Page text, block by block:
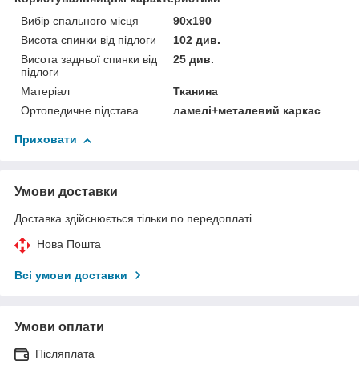
Вибір спального місця
90х190
Висота спинки від підлоги
102 див.
Висота задньої спинки від
підлоги
25 див.
Матеріал
Тканина
Ортопедичне підстава
ламелі+металевий каркас
Приховати
Умови доставки
Доставка здійснюється тільки по передоплаті.
Нова Пошта
Всі умови доставки
Умови оплати
Післяплата